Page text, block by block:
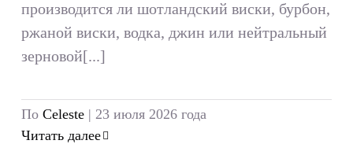
производится ли шотландский виски, бурбон,
ржаной виски, водка, джин или нейтральный
зерновой[...]
ПоCeleste | 23 июля 2026 года
Читать далее